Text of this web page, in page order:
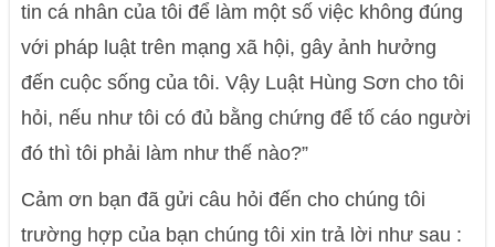
tin cá nhân của tôi để làm một số việc không đúng
với pháp luật trên mạng xã hội, gây ảnh hưởng
đến cuộc sống của tôi. Vậy Luật Hùng Sơn cho tôi
hỏi, nếu như tôi có đủ bằng chứng để tố cáo người
đó thì tôi phải làm như thế nào?”
Cảm ơn bạn đã gửi câu hỏi đến cho chúng tôi
trường hợp của bạn chúng tôi xin trả lời như sau :